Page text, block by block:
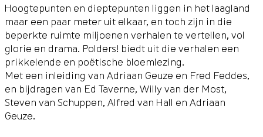
Hoogtepunten en dieptepunten liggen in het laagland
maar een paar meter uit elkaar, en toch zijn in die
beperkte ruimte miljoenen verhalen te vertellen, vol
glorie en drama. Polders! biedt uit die verhalen een
prikkelende en poëtische bloemlezing.
Met een inleiding van Adriaan Geuze en Fred Feddes,
en bijdragen van Ed Taverne, Willy van der Most,
Steven van Schuppen, Alfred van Hall en Adriaan
Geuze.